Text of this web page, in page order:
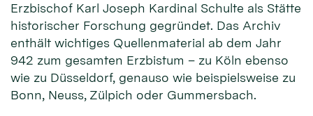
Erzbischof Karl Joseph Kardinal Schulte als Stätte
historischer Forschung gegründet. Das Archiv
enthält wichtiges Quellenmaterial ab dem Jahr
942 zum gesamten Erzbistum – zu Köln ebenso
wie zu Düsseldorf, genauso wie beispielsweise zu
Bonn, Neuss, Zülpich oder Gummersbach.